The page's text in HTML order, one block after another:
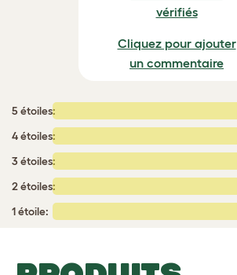
vérifiés
Cliquez pour ajouter
un commentaire
5 étoiles:
4 étoiles:
3 étoiles:
2 étoiles:
1 étoile: